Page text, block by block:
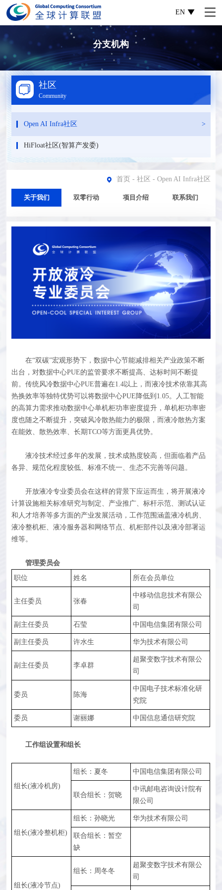
EN
分支机构
社区
Community
Open AI Infra社区
HiFloat社区(智算产发委)
首页 - 社区 - Open AI Infra社区
关于我们 双零行动 项目介绍 联系我们
在“双碳”宏观形势下，数据中心节能减排相关产业政策不断
出台，对数据中心PUE的监管要求不断提高、达标时间不断提
前。传统风冷数据中心PUE普遍在1.4以上，而液冷技术依靠其高
热换效率等独特优势可以将数据中心PUE降低到1.05。人工智能
的高算力需求推动数据中心单机柜功率密度提升，单机柜功率密
度也随之不断提升，突破风冷散热能力的极限，而液冷散热方案
在能效、散热效率、长期TCO等方面更具优势。
液冷技术经过多年的发展，技术成熟度较高，但面临着产品
各异、规范化程度较低、标准不统一、生态不完善等问题。
开放液冷专业委员会在这样的背景下应运而生，将开展液冷
计算设施相关标准研究与制定、产业推广、标杆示范、测试认证
和人才培养等多方面的产业发展活动，工作范围涵盖液冷机房、
液冷整机柜、液冷服务器和网络节点、机柜部件以及液冷部署运
维等。
管理委员会
职位
姓名 所在会员单位
主任委员 张春
中移动信息技术有限公
司
副主任委员 石莹 中国电信集团有限公司
副主任委员 许水生 华为技术有限公司
副主任委员 李卓群
超聚变数字技术有限公
司
委员 陈海
中国电子技术标准化研
究院
委员 谢丽娜 中国信息通信研究院
工作组设置和组长
组长(液冷机房)
组长：夏冬 中国电信集团有限公司
联合组长：贺晓
中讯邮电咨询设计院有
限公司
组长(液冷整机柜)
组长：孙晓光 华为技术有限公司
联合组长：暂空
缺
组长(液冷节点)
组长：周冬冬
超聚变数字技术有限公
司